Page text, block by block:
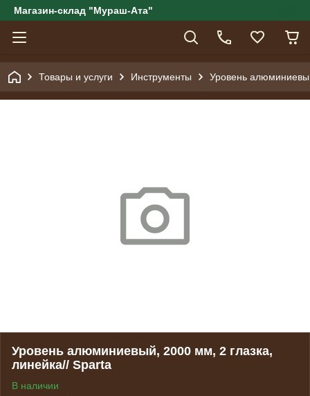
Магазин-склад "Мураш-Ата"
Товары и услуги Инструменты Уровень
Уровень алюминиевый, 2000 мм, 2 глазка,
линейка// Sparta
В наличии